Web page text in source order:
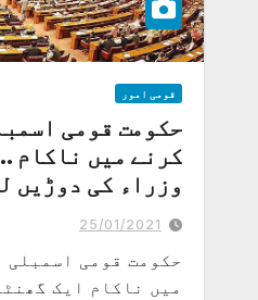
قومی امور
حکومت قومی
کرنے میں ناکام
وزراء کی دوڑیں
ملتوی
25/01/2021
حکومت قومی اسمبلی
میں ناکام ایک